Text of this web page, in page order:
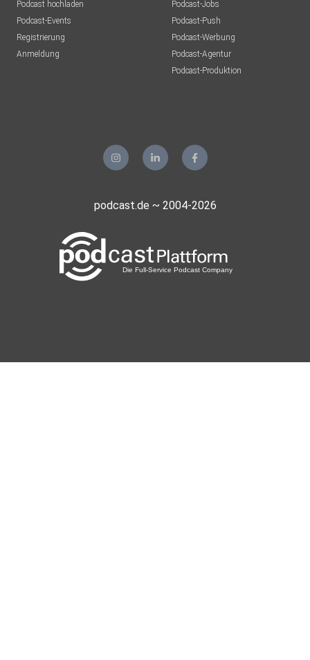
Podcast hochladen
Podcast-Events
Registrierung
Anmeldung
Podcast-Jobs
Podcast-Push
Podcast-Werbung
Podcast-Agentur
Podcast-Produktion
podcast.de ~ 2004-2026